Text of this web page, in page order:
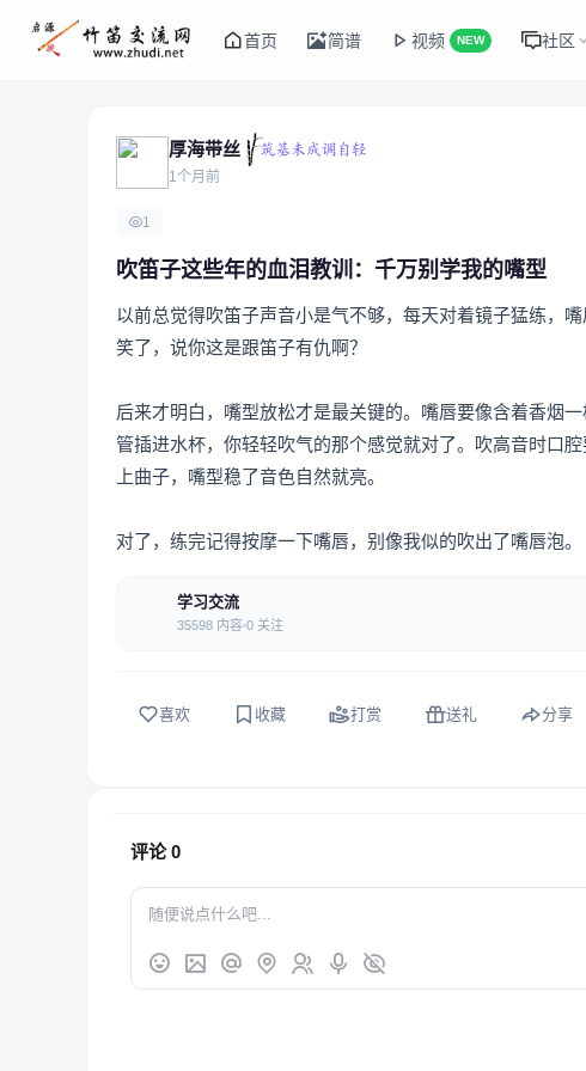
首页 简谱 视频 NEW 社区
厚海带丝
1个月前
1
吹笛子这些年的血泪教训：千万别学我的嘴型
以前总觉得吹笛子声音小是气不够，每天对着镜子猛练，
笑了，说你这是跟笛子有仇啊？
后来才明白，嘴型放松才是最关键的。嘴唇要像含着香烟
管插进水杯，你轻轻吹气的那个感觉就对了。吹高音时口
上曲子，嘴型稳了音色自然就亮。
对了，练完记得按摩一下嘴唇，别像我似的吹出了嘴唇泡。
学习交流
35598 内容 0 关注
喜欢 收藏 打赏 送礼 分享
评论0